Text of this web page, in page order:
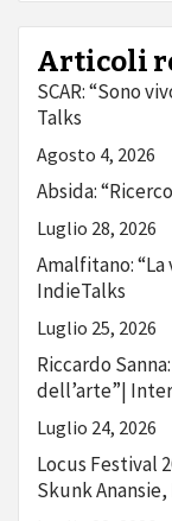
Articoli
SCAR: “Sono
Talks
Agosto 4, 2026
Absida:
Luglio 28, 2026
Amalfitano:
IndieTalks
Luglio 25, 2026
Riccardo
dell’arte”|
Luglio 24, 2026
Locus Festival
Skunk